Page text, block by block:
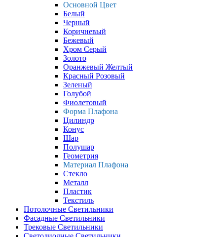
Основной Цвет
Белый
Черный
Коричневый
Бежевый
Хром Серый
Золото
Оранжевый Желтый
Красный Розовый
Зеленый
Голубой
Фиолетовый
Форма Плафона
Цилиндр
Конус
Шар
Полушар
Геометрия
Материал Плафона
Стекло
Металл
Пластик
Текстиль
Потолочные Светильники
Фасадные Светильники
Трековые Светильники